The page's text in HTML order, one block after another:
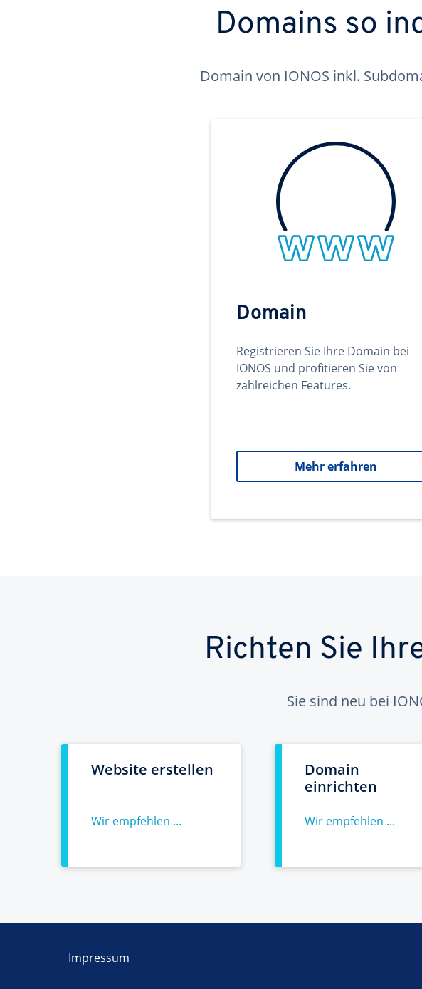
Domains so
Domain von IONOS inkl.
Domain
Registrieren Sie Ihre Domain bei
IONOS und profitieren Sie von
zahlreichen Features.
Mehr erfahren
Richten Sie
Sie sind neu bei
Website erstellen
Wir empfehlen ...
Domain
einrichten
Wir empfehlen ...
Impressum